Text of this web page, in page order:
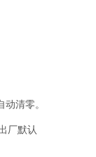
清零。
厂默认